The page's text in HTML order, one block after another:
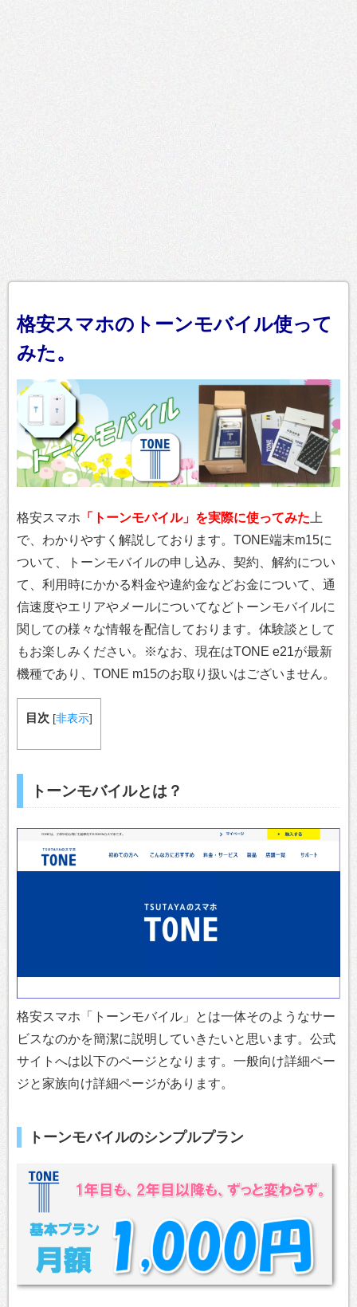
格安スマホのトーンモバイル使って
みた。
格安スマホ 「トーンモバイル」を実際に使ってみた上
で、わかりやすく解説しております。TONE端末m15に
ついて、トーンモバイルの申し込み、契約、解約につい
て、利用時にかかる料金や違約金などお金について、通
信速度やエリアやメールについてなどトーンモバイルに
関しての様々な情報を配信しております。体験談として
もお楽しみください。※なお、現在はTONE e21が最新
機種であり、TONE m15のお取り扱いはございません。
目次 [非表示]
トーンモバイルとは？
格安スマホ「トーンモバイル」とは一体そのようなサー
ビスなのかを簡潔に説明していきたいと思います。公式
サイトへは以下のページとなります。一般向け詳細ペー
ジと家族向け詳細ページがあります。
トーンモバイルのシンプルプラン